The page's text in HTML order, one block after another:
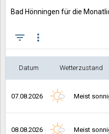
Bad Hönningen für die
filter_list more_vert
Datum Wetterzustand
07.08.2026 Meist
08.08.2026 Meist